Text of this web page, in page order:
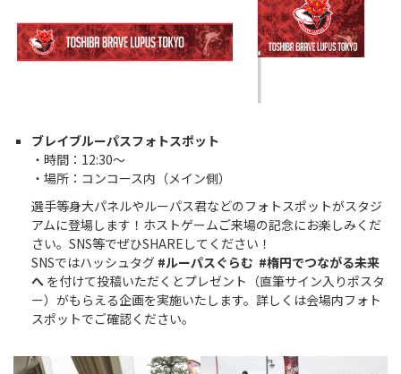
ブレイブルーパスフォトスポット
・時間：12:30～
・場所：コンコース内（メイン側）
選手等身大パネルやルーパス君などのフォトスポットがスタジ
アムに登場します！ホストゲームご来場の記念にお楽しみくだ
さい。SNS等でぜひSHAREしてください！
SNSではハッシュタグ #ルーパスぐらむ #楕円でつながる未来
へ を付けて投稿いただくとプレゼント（直筆サイン入りポスタ
ー）がもらえる企画を実施いたします。詳しくは会場内フォト
スポットでご確認ください。